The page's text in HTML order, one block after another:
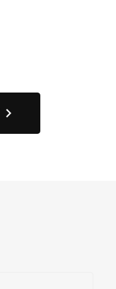
keyboard_arrow_right